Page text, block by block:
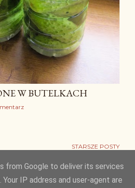
W BUTELKACH
STARSZE POSTY
from Google to deliver its services
IP address and user-agent are